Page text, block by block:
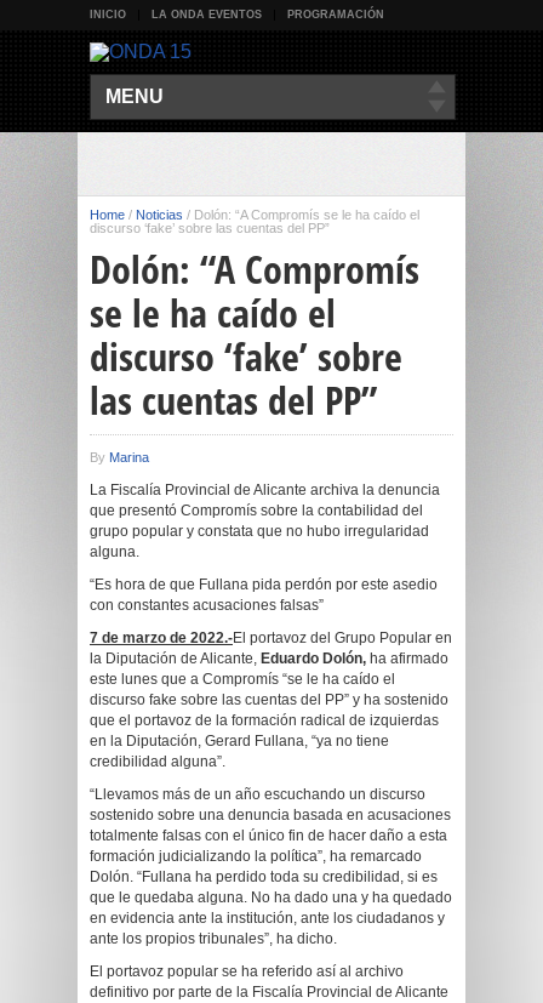
INICIO LA ONDA EVENTOS PROGRAMACIÓN
MENU
Home / Noticias / Dolón: “A Compromís se le ha caído el
discurso ‘fake’ sobre las cuentas del PP”
Dolón: “A Compromís
se le ha caído el
discurso ‘fake’ sobre
las cuentas del PP”
By Marina
La Fiscalía Provincial de Alicante archiva la denuncia
que presentó Compromís sobre la contabilidad del
grupo popular y constata que no hubo irregularidad
alguna.
“Es hora de que Fullana pida perdón por este asedio
con constantes acusaciones falsas”
7 de marzo de 2022.-El portavoz del Grupo Popular en
la Diputación de Alicante, Eduardo Dolón, ha afirmado
este lunes que a Compromís “se le ha caído el
discurso fake sobre las cuentas del PP” y ha sostenido
que el portavoz de la formación radical de izquierdas
en la Diputación, Gerard Fullana, “ya no tiene
credibilidad alguna”.
“Llevamos más de un año escuchando un discurso
sostenido sobre una denuncia basada en acusaciones
totalmente falsas con el único fin de hacer daño a esta
formación judicializando la política”, ha remarcado
Dolón. “Fullana ha perdido toda su credibilidad, si es
que le quedaba alguna. No ha dado una y ha quedado
en evidencia ante la institución, ante los ciudadanos y
ante los propios tribunales”, ha dicho.
El portavoz popular se ha referido así al archivo
definitivo por parte de la Fiscalía Provincial de Alicante